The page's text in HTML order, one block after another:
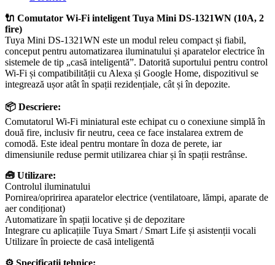
🔌 Comutator Wi-Fi inteligent Tuya Mini DS-1321WN (10A, 2
fire)
Tuya Mini DS-1321WN este un modul releu compact și fiabil,
conceput pentru automatizarea iluminatului și aparatelor electrice în
sistemele de tip „casă inteligentă”. Datorită suportului pentru control
Wi-Fi și compatibilității cu Alexa și Google Home, dispozitivul se
integrează ușor atât în spații rezidențiale, cât și în depozite.
📦 Descriere:
Comutatorul Wi-Fi miniatural este echipat cu o conexiune simplă în
două fire, inclusiv fir neutru, ceea ce face instalarea extrem de
comodă. Este ideal pentru montare în doza de perete, iar
dimensiunile reduse permit utilizarea chiar și în spații restrânse.
🧰 Utilizare:
Controlul iluminatului
Pornirea/opririrea aparatelor electrice (ventilatoare, lămpi, aparate de
aer condiționat)
Automatizare în spații locative și de depozitare
Integrare cu aplicațiile Tuya Smart / Smart Life și asistenții vocali
Utilizare în proiecte de casă inteligentă
⚙️ Specificații tehnice: